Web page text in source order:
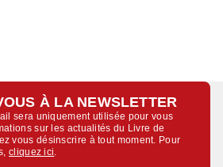
À LA NEWSLETTER
sera uniquement utilisée pour vous
sur les actualités du Livre de
vous désinscrire à tout moment. Pour
cliquez ici